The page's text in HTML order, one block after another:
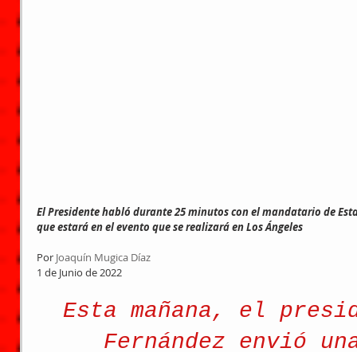
El Presidente habló durante 25 minutos con el mandatario de
que estará en el evento que se realizará en Los Ángeles
Por Joaquín Mugica Díaz
1 de Junio de 2022
Esta mañana, el
Fernández envió